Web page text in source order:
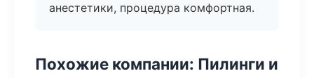
анестетики, процедура комфортная.
Похожие компании: Пилинги и